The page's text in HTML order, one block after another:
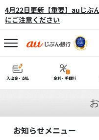
4月22日更新【重要】auじぶ
にご注意ください
入出金・支払 金利・手数料
お知らせメニュー